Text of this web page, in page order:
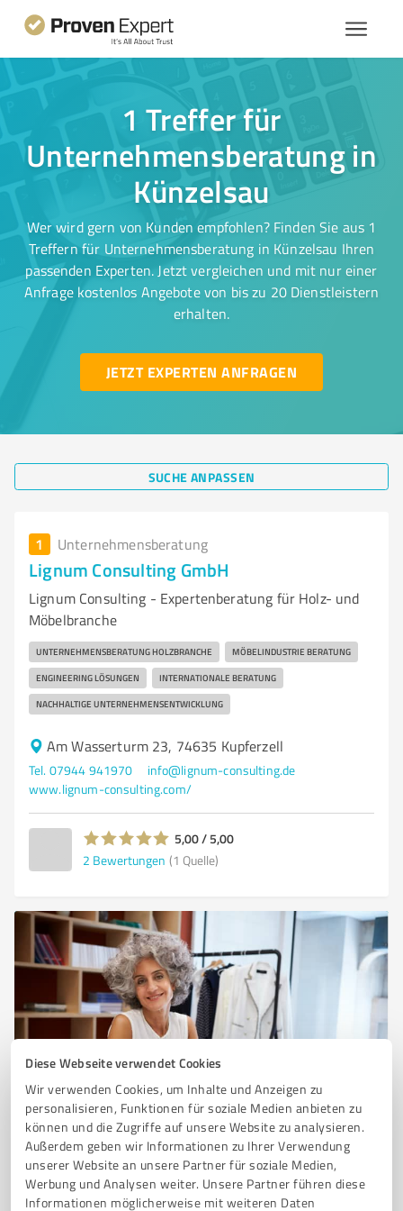
Diese Webseite verwendet Cookies
Wir verwenden Cookies, um Inhalte und Anzeigen zu
personalisieren, Funktionen für soziale Medien anbieten zu
können und die Zugriffe auf unsere Website zu analysieren.
Außerdem geben wir Informationen zu Ihrer Verwendung
unserer Website an unsere Partner für soziale Medien,
Werbung und Analysen weiter. Unsere Partner führen diese
Informationen möglicherweise mit weiteren Daten
1 Treffer für
Unternehmensberatung in
Künzelsau
Wer wird gern von Kunden empfohlen? Finden Sie aus 1
Treffern für Unternehmensberatung in Künzelsau Ihren
passenden Experten. Jetzt vergleichen und mit nur einer
Anfrage kostenlos Angebote von bis zu 20 Dienstleistern
erhalten.
JETZT EXPERTEN ANFRAGEN
SUCHE ANPASSEN
1 Unternehmensberatung
Lignum Consulting GmbH
Lignum Consulting - Expertenberatung für Holz- und
Möbelbranche
UNTERNEHMENSBERATUNG HOLZBRANCHE MÖBELINDUSTRIE BERATUNG
ENGINEERING LÖSUNGEN INTERNATIONALE BERATUNG
NACHHALTIGE UNTERNEHMENSENTWICKLUNG
Am Wasserturm 23, 74635 Kupferzell
Tel. 07944 941970
info@lignum-consulting.de
www.lignum-consulting.com/
5,00 / 5,00
2 Bewertungen (1 Quelle)
Sie möchten auch hier gelistet werden?
Registrieren Sie sich jetzt und werden Sie ein von
Kunden empfohlener ProvenExpert!